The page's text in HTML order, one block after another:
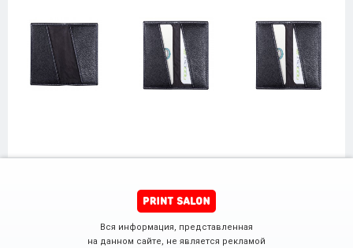
Вся информация, представленная
на данном сайте, не является рекламой